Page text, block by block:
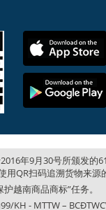
年9月30号所颁发的
用QR扫码追溯货物来源
越南商品商标”任务。
KH - MTTW –